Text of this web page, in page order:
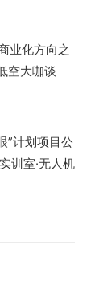
业化方向之
空大咖谈
”计划项目公
训室·无人机